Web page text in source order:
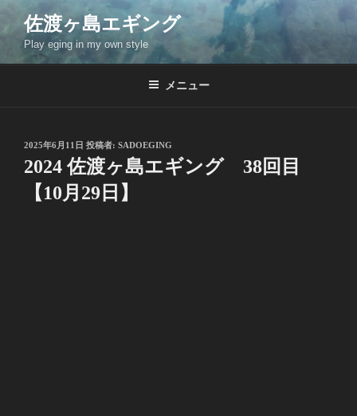
コ
ン
ン
佐渡ヶ島エギング
Play eging in my own style
メニュー
投
稿
日:
2025年6月11日 投稿者: SADOEGING
2024 佐渡ヶ島エギング 38回目
【10月29日】